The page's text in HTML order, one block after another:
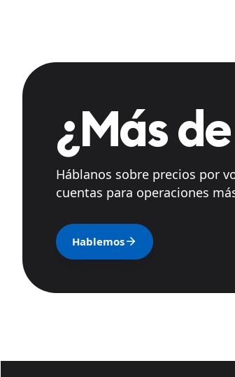
¿Más
Háblanos sobre precios por
cuentas para operaciones
Hablemos